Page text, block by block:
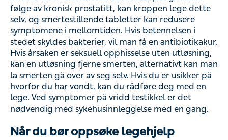
kronisk prostatitt, kan kroppen lege dette selv, og
smertestillende tabletter kan redusere symptomene i
mellomtiden. Hvis betennelsen i stedet skyldes bakterier,
vil man få en antibiotikakur. Hvis årsaken er seksuell
opphisselse uten utløsning, kan en utløsning fjerne
smerten, alternativt kan man la smerten gå over av seg
selv. Hvis du er usikker på hvorfor du har vondt, kan du
rådføre deg med en lege. Ved symptomer på vridd
testikkel er det nødvendig med sykehusinnleggelse med
en gang.
Når du bør oppsøke legehjelp